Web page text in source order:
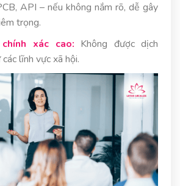
API – nếu không nắm rõ, dễ gây
trọng.
xác cao: Không được dịch
lĩnh vực xã hội.